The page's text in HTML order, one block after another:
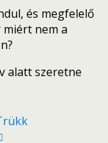
és megfelelő
nem a
alatt szeretne